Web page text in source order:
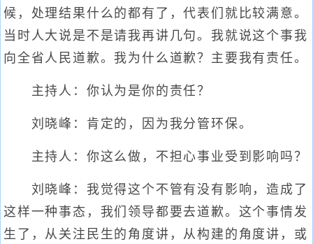
候，处理结果什么的都有了，代表们就比较满意。
当时人大说是不是请我再讲几句。我就说这个事我
向全省人民道歉。我为什么道歉？主要我有责任。
主持人：你认为是你的责任？
刘晓峰：肯定的，因为我分管环保。
主持人：你这么做，不担心事业受到影响吗？
刘晓峰：我觉得这个不管有没有影响，造成了
这样一种事态，我们领导都要去道歉。这个事情发
生了，从关注民生的角度讲，从构建的角度讲，或